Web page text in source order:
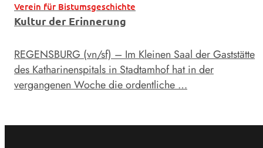
Verein für Bistumsgeschichte
Kultur der Erinnerung
REGENSBURG (vn/sf) – Im Kleinen Saal der Gaststätte
des Katharinenspitals in Stadtamhof hat in der
vergangenen Woche die ordentliche …